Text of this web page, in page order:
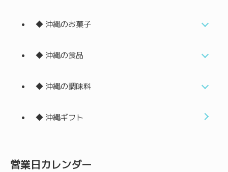
◆ 沖縄のお菓子
◆ 沖縄の食品
◆ 沖縄の調味料
◆ 沖縄ギフト
営業日カレンダー